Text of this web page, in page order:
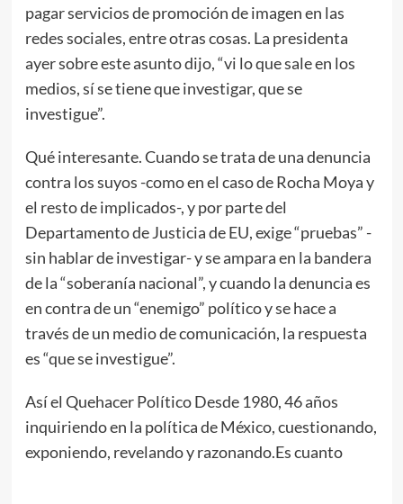
pagar servicios de promoción de imagen en las
redes sociales, entre otras cosas. La presidenta
ayer sobre este asunto dijo, “vi lo que sale en los
medios, sí se tiene que investigar, que se
investigue”.
Qué interesante. Cuando se trata de una denuncia
contra los suyos -como en el caso de Rocha Moya y
el resto de implicados-, y por parte del
Departamento de Justicia de EU, exige “pruebas” -
sin hablar de investigar- y se ampara en la bandera
de la “soberanía nacional”, y cuando la denuncia es
en contra de un “enemigo” político y se hace a
través de un medio de comunicación, la respuesta
es “que se investigue”.
Así el Quehacer Político Desde 1980, 46 años
inquiriendo en la política de México, cuestionando,
exponiendo, revelando y razonando.Es cuanto